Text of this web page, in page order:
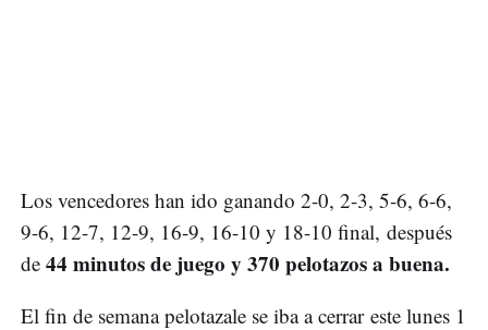
Los vencedores han ido ganando 2-0, 2-3, 5-6, 6-6,
9-6, 12-7, 12-9, 16-9, 16-10 y 18-10 final, después
de 44 minutos de juego y 370 pelotazos a buena.
El fin de semana pelotazale se iba a cerrar este lunes 1